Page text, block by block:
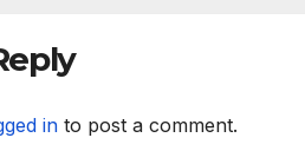
in to post a comment.